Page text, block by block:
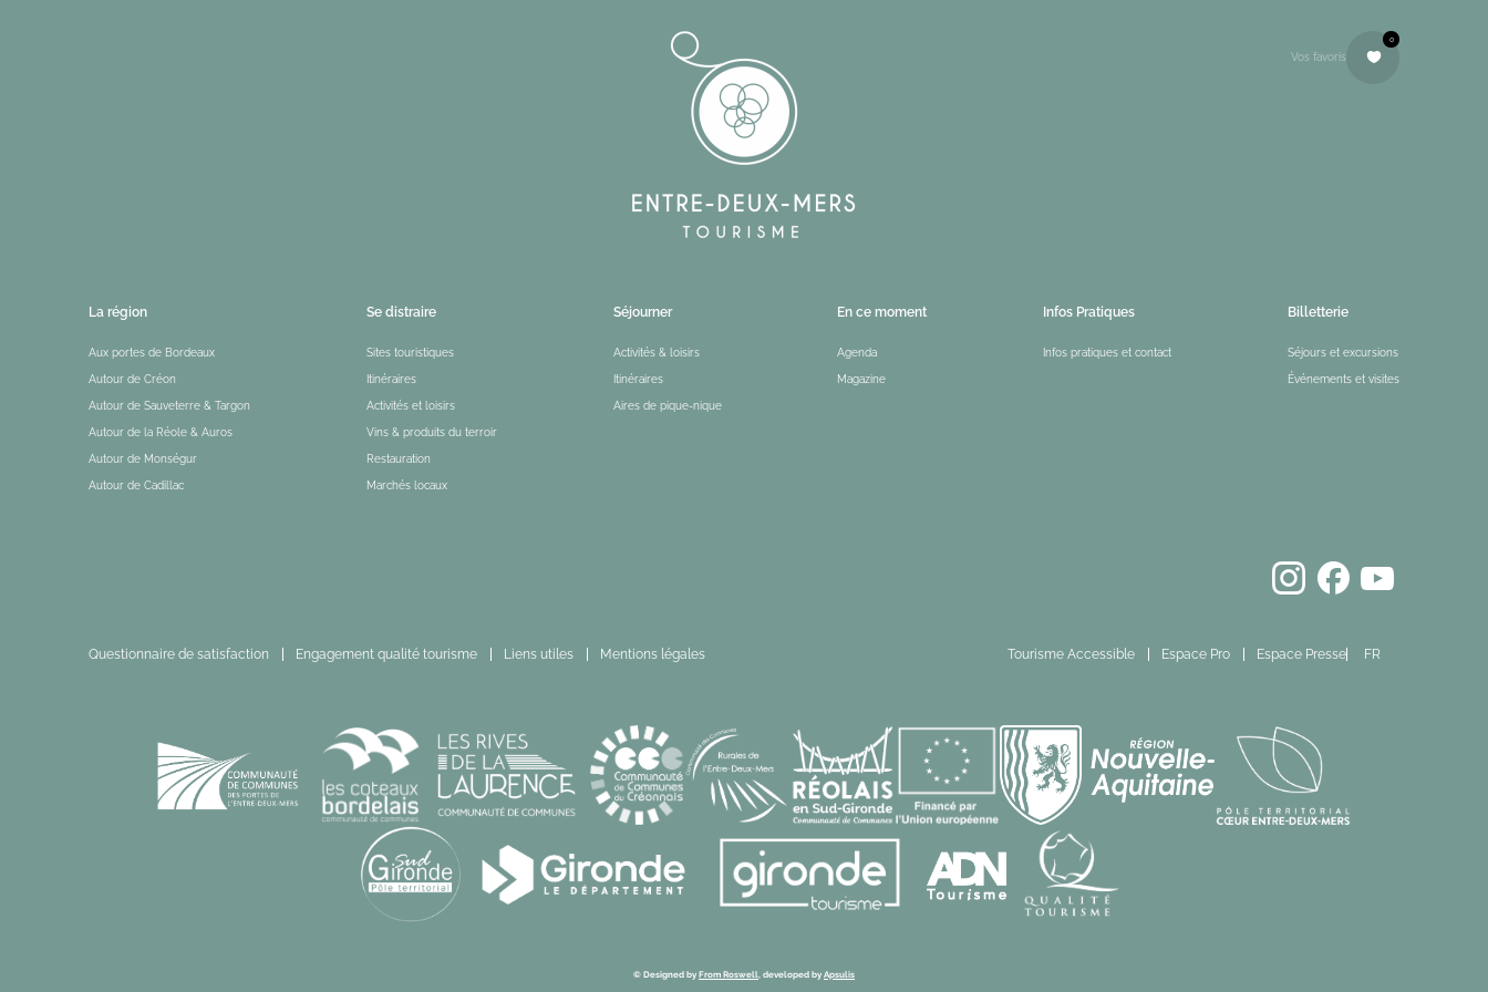
Vos favoris
0
La région
Aux portes de Bordeaux
Autour de Créon
Autour de Sauveterre & Targon
Autour de la Réole & Auros
Autour de Monségur
Autour de Cadillac
Se distraire
Sites touristiques
Itinéraires
Activités et loisirs
Vins & produits du terroir
Restauration
Marchés locaux
Séjourner
Activités & loisirs
Itinéraires
Aires de pique-nique
En ce moment
Agenda
Magazine
Infos Pratiques
Infos pratiques et contact
Billetterie
Séjours et excursions
Événements et visites
Questionnaire de satisfaction Engagement qualité tourisme Liens utiles Mentions légales Tourisme Accessible Espace Pro Espace Presse
FR
© Designed by From Roswell, developed by Apsulis